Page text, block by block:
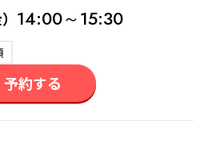
14:00～15:30
予約する